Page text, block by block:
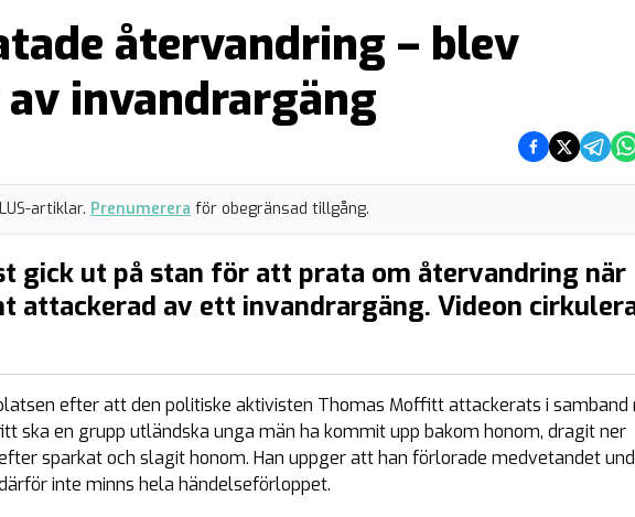
återvandring – blev
invandrargäng
Dela påDela påDela på
artiklar. Prenumerera för obegränsad tillgång.
gick ut på stan för att prata om återvandring när
attackerad av ett invandrargäng. Videon
efter att den politiske aktivisten Thomas Moffitt attackerats i samband
ska en grupp utländska unga män ha kommit upp bakom honom, dragit ner
sparkat och slagit honom. Han uppger att han förlorade medvetandet
inte minns hela händelseförloppet.